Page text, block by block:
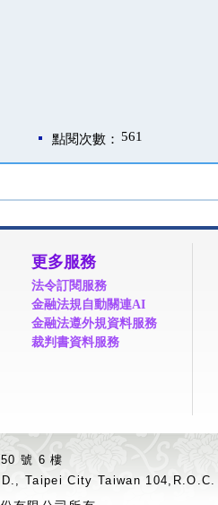
點閱次數： 561
更多服務
法令訂閱服務
金融法規自動關連AI
金融法遵外規資料服務
裁判書資料服務
號 6 樓
Taipei City Taiwan 104,R.O.C.